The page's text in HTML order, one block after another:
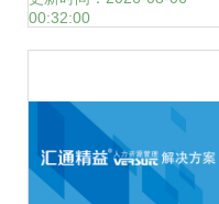
00:32:00